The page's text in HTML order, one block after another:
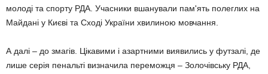
молоді та спорту РДА. Учасники вшанували пам'ять полеглих на
Майдані у Києві та Сході України хвилиною мовчання.
А далі – до змагів. Цікавими і азартними виявились у футзалі, де
лише серія пенальті визначила переможця – Золочівську РДА,